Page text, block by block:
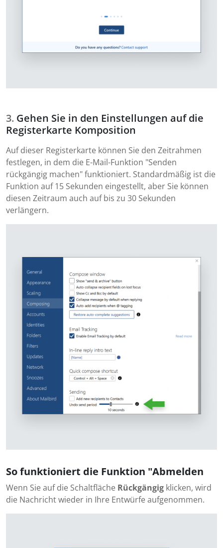
Gehen Sie in den Einstellungen auf die
Registerkarte Komposition
Auf dieser Registerkarte können Sie den Zeitrahmen
festlegen, in dem die E-Mail-Funktion "Senden
rückgängig machen" funktioniert. Standardmäßig ist die
Funktion auf 15 Sekunden eingestellt, aber Sie können
diesen Zeitraum auch auf bis zu 30 Sekunden
verlängern.
So funktioniert die Funktion "Abmelden
Wenn Sie auf die Schaltfläche Rückgängig klicken, wird
die Nachricht wieder in Ihre Entwürfe aufgenommen.